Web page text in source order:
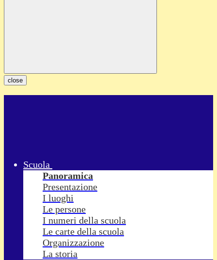
close
Scuola
Panoramica
Presentazione
I luoghi
Le persone
I numeri della scuola
Le carte della scuola
Organizzazione
La storia